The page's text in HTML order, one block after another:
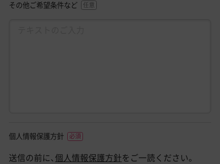
その他ご希望条件など
個人情報保護方針
送信の前に、個人情報保護方針をご一読ください。